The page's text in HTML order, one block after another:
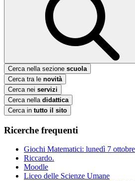
Cerca nella sezione scuola
Cerca tra le novità
Cerca nei servizi
Cerca nella didattica
Cerca in tutto il sito
Ricerche frequenti
Giochi Matematici: lunedì 7
Riccardo.
Moodle
Liceo delle Scienze Umane